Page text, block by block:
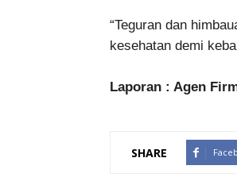
“Teguran dan
kesehatan demi
Laporan : Agen
SHARE